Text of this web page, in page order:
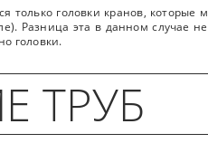
только головки кранов, которые
Разница эта в данном случае
головки.
ТРУБ